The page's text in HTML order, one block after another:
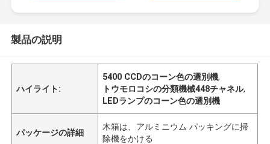
製品の説明
ハイライト:
5400 CCDのコーン色の選別機,
トウモロコシの分類機械448チャネル,
LEDランプのコーン色の選別機
パッケージの詳細
木箱は、アルミニウム パッキングに掃
除機をかける